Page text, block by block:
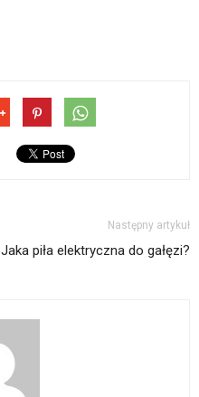
Następny artykuł
Jaka piła elektryczna do gałęzi?